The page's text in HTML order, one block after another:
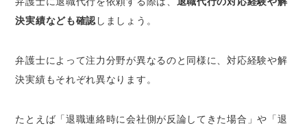
決実績なども確認 しましょう。
弁護士によって注力分野が異なるのと同様に、対応経験や解
決実績もそれぞれ異なります。
たとえば「退職連絡時に会社側が反論してきた場合」や「退